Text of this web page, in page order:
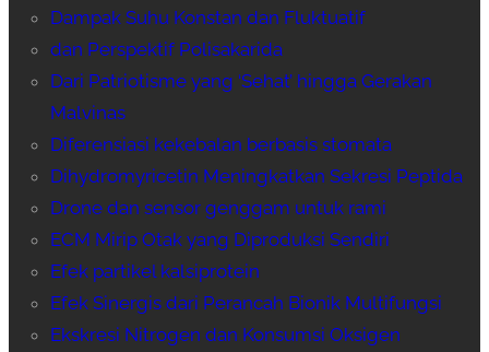
Dampak Suhu Konstan dan Fluktuatif
dan Perspektif Polisakarida
Dari Patriotisme yang ‘Sehat’ hingga Gerakan
Malvinas
Diferensiasi kekebalan berbasis stomata
Dihydromyricetin Meningkatkan Sekresi Peptida
Drone dan sensor genggam untuk rami
ECM Mirip Otak yang Diproduksi Sendiri
Efek partikel kalsiprotein
Efek Sinergis dari Perancah Bionik Multifungsi
Ekskresi Nitrogen dan Konsumsi Oksigen